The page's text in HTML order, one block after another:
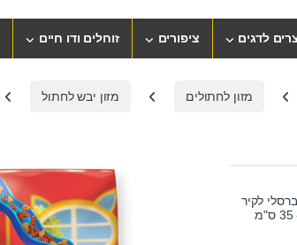
לדגים ציפורים זוחלים ודו חיים
מזון לחתולים מזון יבש לחתול
לקיר